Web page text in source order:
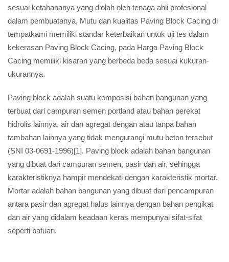
sesuai ketahananya yang diolah oleh tenaga ahli profesional
dalam pembuatanya, Mutu dan kualitas Paving Block Cacing di
tempatkami memiliki standar keterbaikan untuk uji tes dalam
kekerasan Paving Block Cacing, pada Harga Paving Block
Cacing memiliki kisaran yang berbeda beda sesuai kukuran-
ukurannya.
Paving block adalah suatu komposisi bahan bangunan yang
terbuat dari campuran semen portland atau bahan perekat
hidrolis lainnya, air dan agregat dengan atau tanpa bahan
tambahan lainnya yang tidak mengurangi mutu beton tersebut
(SNI 03-0691-1996)[1]. Paving block adalah bahan bangunan
yang dibuat dari campuran semen, pasir dan air, sehingga
karakteristiknya hampir mendekati dengan karakteristik mortar.
Mortar adalah bahan bangunan yang dibuat dari pencampuran
antara pasir dan agregat halus lainnya dengan bahan pengikat
dan air yang didalam keadaan keras mempunyai sifat-sifat
seperti batuan.